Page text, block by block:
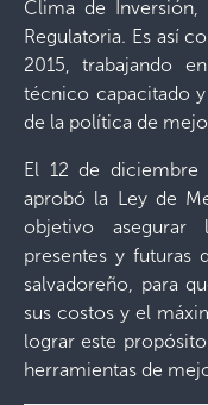
Clima de
Regulatoria. Es así
2015, trabajando
técnico capacitado
de la política de
El 12 de diciembre
aprobó la Ley de
objetivo
presentes y futuras
salvadoreño, para
sus costos y el
lograr este
herramientas de